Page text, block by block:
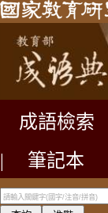
成語檢索
|
筆記本